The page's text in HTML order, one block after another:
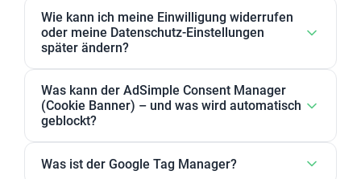
nicht notwendig eingestuft haben, kann in den
Datenschutz-Einstellungen abgelehnt werden. Sie
Zweckgruppen akzeptieren oder ablehnen.
Wie kann ich meine Einwilligung widerrufen
oder meine Datenschutz-Einstellungen
später ändern?
ändern. Außerdem können Sie Ihre Zustimmung
jederzeit widerrufen, indem Sie Ihre Einwilligungen
Was kann der AdSimple Consent Manager
(Cookie Banner) – und was wird automatisch
geblockt?
JavaScript-Lösung oder WordPress-Plugin verfügbar
Was ist der Google Tag Manager?